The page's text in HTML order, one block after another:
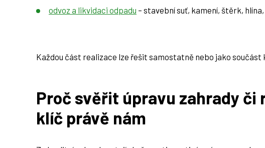
odvoz a likvidaci odpadu – stavební suť, kamení, štěrk,
Každou část realizace lze řešit samostatně nebo jako součást
Proč svěřit úpravu zahrady či
klíč právě nám